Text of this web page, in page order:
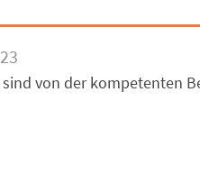
sind von der kompetenten